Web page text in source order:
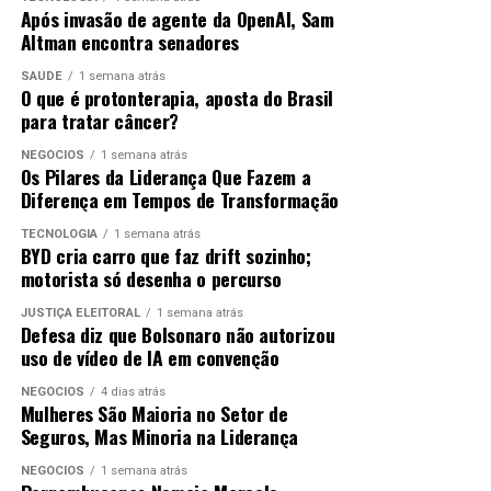
plataforma podem acessá-la por meio tanto do
aplicativo para dispositivos móveis quanto pelo site
oficial.
Para ver a mensagem enviada pela Receita Federal, o
usuário deve acessar a parte
da página à direita.
O governo federal esclarece que a comunicação
oficial é gratuita e sem o risco de fraudes
informações diretas aos cidadãos têm o objetivo de
fortalecer “o acesso dos cidadãos a seus direitos e
A Escola Âmbar + Ana Botafogo apresentou um
espetáculo de Natal feito para gerar suspiros de “uau”.
Entre luzes, magia e muita dança, o público foi
conduzido a uma experiência encantadora que celebrou
o verdadeiro espírito natalino. Com coreografias que
emocionam e figurinos que brilham como a noite de
Natal, os bailarinos transformam o palco em um mundo
de fantasia e encanto em cada movimento pensado para
tocar o coração e renovar a esperança.
ANÚNCIO
Após invasão de agente da OpenAI, Sam
Altman encontra senadores
SAÚDE 1 semana atrás
O que é protonterapia, aposta do Brasil
para tratar câncer?
NEGÓCIOS 1 semana atrás
Os Pilares da Liderança Que Fazem a
Diferença em Tempos de Transformação
TECNOLOGIA 1 semana atrás
BYD cria carro que faz drift sozinho;
motorista só desenha o percurso
JUSTIÇA ELEITORAL 1 semana atrás
Defesa diz que Bolsonaro não autorizou
uso de vídeo de IA em convenção
NEGÓCIOS 4 dias atrás
Mulheres São Maioria no Setor de
Seguros, Mas Minoria na Liderança
NEGÓCIOS 1 semana atrás